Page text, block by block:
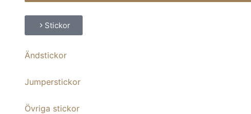
Stickor
Ändstickor
Jumperstickor
Övriga stickor